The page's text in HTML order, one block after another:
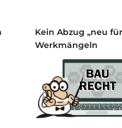
Kein Abzug „neu
Werkmängeln